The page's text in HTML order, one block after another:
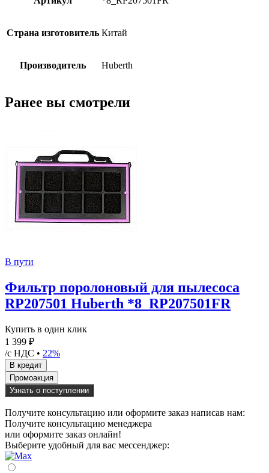
Страна изготовитель Китай
Производитель Huberth
Ранее вы смотрели
В пути
Фильтр поролоновый для пылесоса
RP207501 Huberth *8_RP207501FR
Купить в один клик
1 399 ₽
/с НДС • 22%
Узнать о поступлении
Получите консультацию или оформите заказ написав нам:
Получите консультацию менеджера
или оформите заказ онлайн!
Выберите удобный для вас мессенджер: